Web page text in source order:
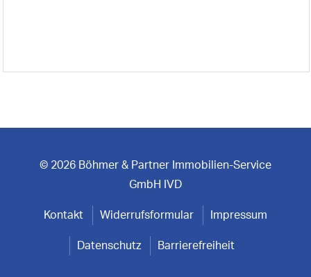
© 2026 Böhmer & Partner Immobilien-Service
GmbH IVD
Kontakt Widerrufsformular Impressum
Datenschutz Barrierefreiheit